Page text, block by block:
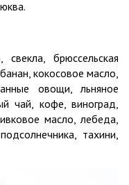
брюссельская
кокосовое масло,
овощи, льняное
чай, кофе, виноград,
масло, лебеда,
тахини,